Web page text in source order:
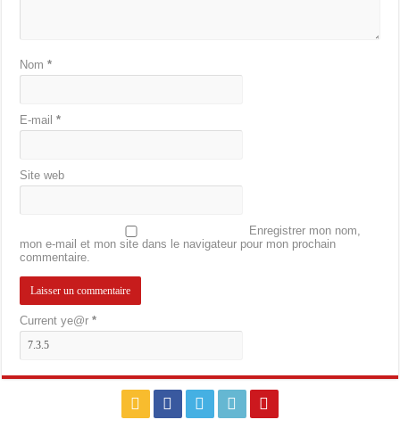
Nom*
E-mail*
Site web
Enregistrer mon nom,
mon e-mail et mon site dans le navigateur pour mon prochain
commentaire.
Current ye@r*